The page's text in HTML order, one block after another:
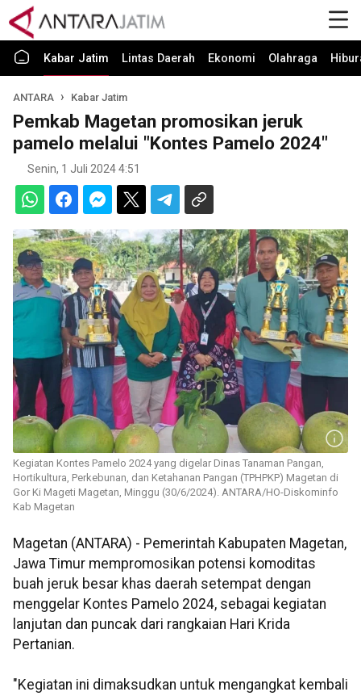
Kabar Jatim Lintas Daerah Ekonomi Olahraga
ANTARA Kabar Jatim
Pemkab Magetan promosikan jeruk
pamelo melalui "Kontes Pamelo 2024"
Senin, 1 Juli 2024 4:51
Kegiatan Kontes Pamelo 2024 yang digelar Dinas Tanaman Pangan,
Hortikultura, Perkebunan, dan Ketahanan Pangan (TPHPKP) Magetan di
Gor Ki Mageti Magetan, Minggu (30/6/2024). ANTARA/HO-Diskominfo
Kab Magetan
Magetan (ANTARA) - Pemerintah Kabupaten Magetan,
Jawa Timur mempromosikan potensi komoditas
buah jeruk besar khas daerah setempat dengan
menggelar Kontes Pamelo 2024, sebagai kegiatan
lanjutan dan puncak dari rangkaian Hari Krida
Pertanian.
"Kegiatan ini dimaksudkan untuk mengangkat kembali